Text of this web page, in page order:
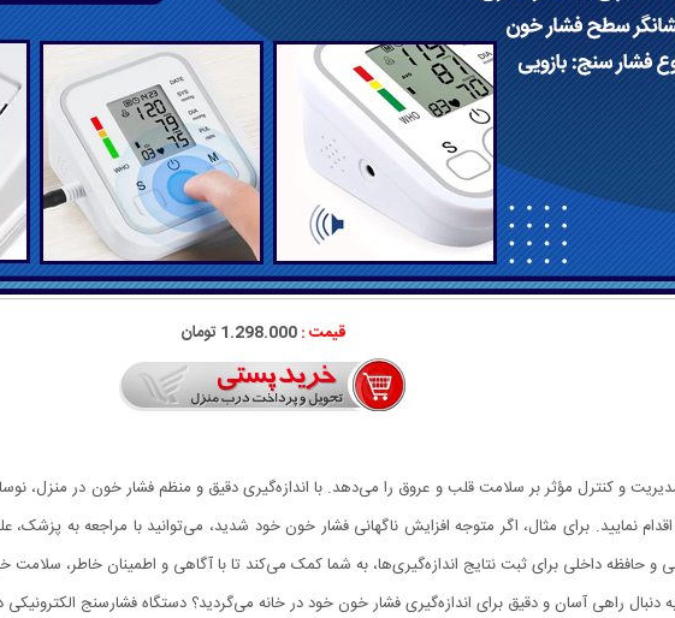
قیمت :1.298.000 تومان
مدیریت و کنترل مؤثر بر سلامت قلب و عروق را می‌دهد. با اندازه‌گیری دقیق و منظم فشار خون در منزل،
نمایید. برای مثال، اگر متوجه افزایش ناگهانی فشار خون خود شدید، می‌توانید با مراجعه به
و حافظه داخلی برای ثبت نتایج اندازه‌گیری‌ها، به شما کمک می‌کند تا با آگاهی و اطمینان خاطر، سلامت